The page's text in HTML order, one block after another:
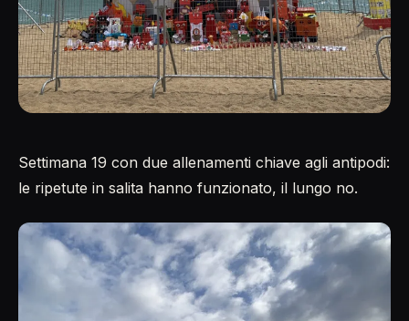
Settimana 19 con due allenamenti chiave agli antipodi:
le ripetute in salita hanno funzionato, il lungo no.